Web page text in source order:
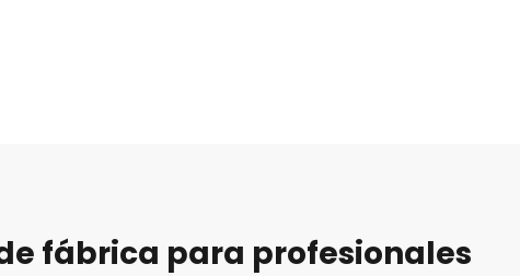
fábrica para profesionales